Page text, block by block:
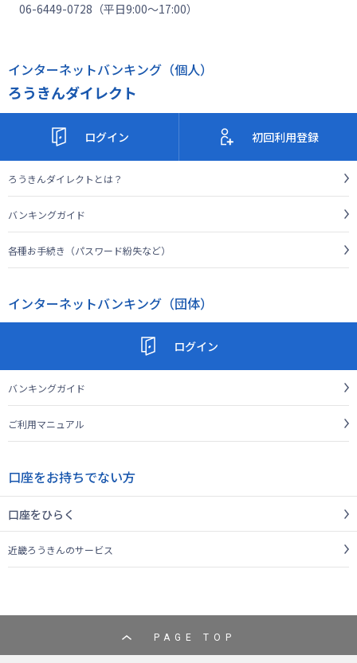
06-6449-0728（平日9:00～17:00）
インターネットバンキング（個人）
ろうきんダイレクト
ログイン 初回利用登録
ろうきんダイレクトとは？
バンキングガイド
各種お手続き（パスワード紛失など）
インターネットバンキング（団体）
ログイン
バンキングガイド
ご利用マニュアル
口座をお持ちでない方
口座をひらく
近畿ろうきんのサービス
PAGE TOP